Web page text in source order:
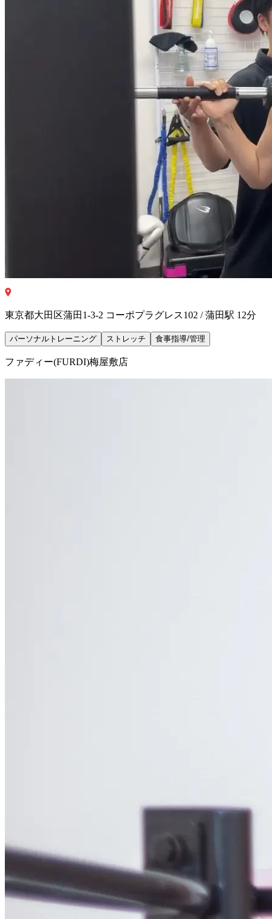
東京都大田区蒲田1-3-2 コーポプラグレス102 / 蒲田駅 12分
パーソナルトレーニング ストレッチ 食事指導/管理
ファディー(FURDI)梅屋敷店